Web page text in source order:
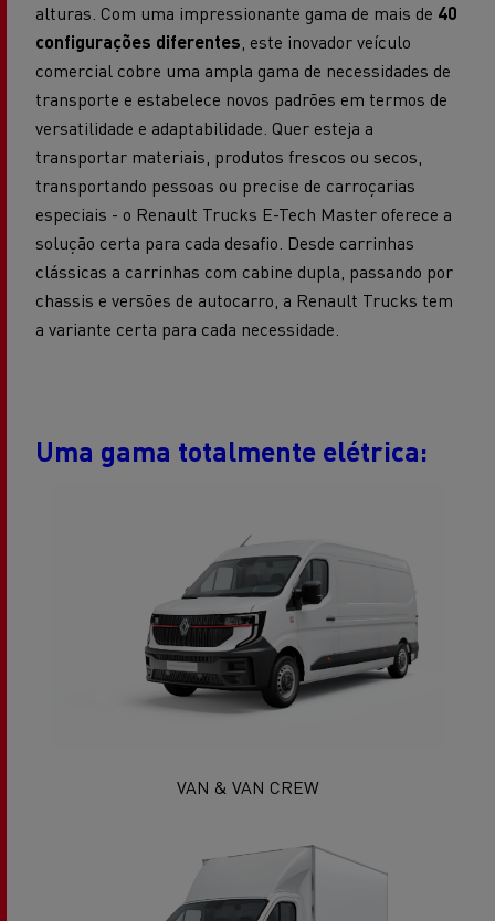
alturas. Com uma impressionante gama de mais de 40
configurações diferentes, este inovador veículo
comercial cobre uma ampla gama de necessidades de
transporte e estabelece novos padrões em termos de
versatilidade e adaptabilidade. Quer esteja a
transportar materiais, produtos frescos ou secos,
transportando pessoas ou precise de carroçarias
especiais - o Renault Trucks E-Tech Master oferece a
solução certa para cada desafio. Desde carrinhas
clássicas a carrinhas com cabine dupla, passando por
chassis e versões de autocarro, a Renault Trucks tem
a variante certa para cada necessidade.
Uma gama totalmente elétrica:
VAN & VAN CREW